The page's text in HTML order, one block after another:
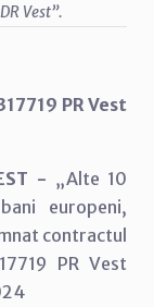
Vest”.
PR Vest
- „Alte 10
europeni,
contractul
PR Vest